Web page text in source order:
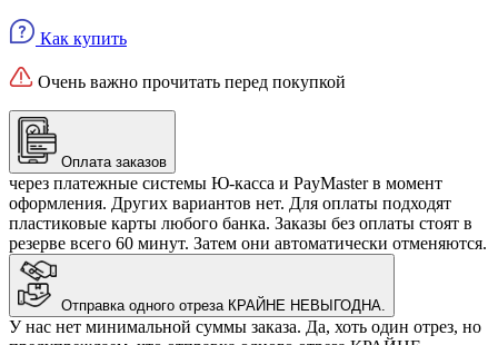
Как купить
Очень важно прочитать перед покупкой
Оплата заказов
через платежные системы Ю-касса и PayMaster в момент
оформления. Других вариантов нет. Для оплаты подходят
пластиковые карты любого банка. Заказы без оплаты стоят в
резерве всего 60 минут. Затем они автоматически отменяются.
Отправка одного отреза КРАЙНЕ НЕВЫГОДНА.
У нас нет минимальной суммы заказа. Да, хоть один отрез, но